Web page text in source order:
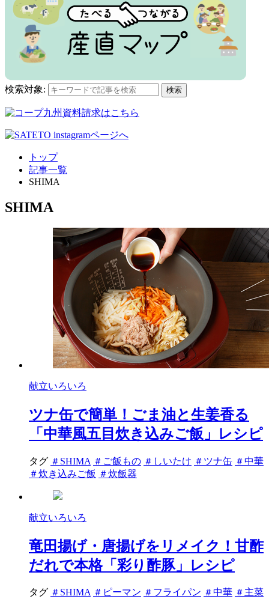
検索対象: 検索
トップ
記事一覧
SHIMA
SHIMA
献立いろいろ
ツナ缶で簡単！ごま油と生姜香る
「中華風五目炊き込みご飯」レシピ
タグ ＃SHIMA ＃ご飯もの ＃しいたけ ＃ツナ缶 ＃中華
＃炊き込みご飯 ＃炊飯器
献立いろいろ
竜田揚げ・唐揚げをリメイク！甘酢
だれで本格「彩り酢豚」レシピ
タグ ＃SHIMA ＃ピーマン ＃フライパン ＃中華 ＃主菜